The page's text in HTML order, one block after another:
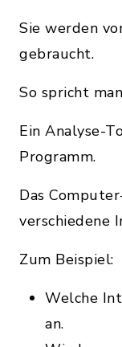
Sie werden
gebraucht.
So spricht
Ein Analyse-
Programm.
Das
verschiedene
Zum Beispiel:
Welche
an.